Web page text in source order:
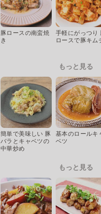
豚ロースの南蛮焼
き
手軽にがっつり
ロースで豚キム
もっと見る
簡単で美味しい 豚
バラとキャベツの
中華炒め
基本のロールキ
ベツ
もっと見る